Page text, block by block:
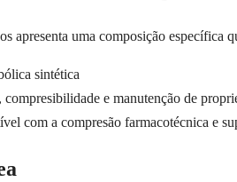
apresenta uma composição específica
sintética
e manutenção de
com a compresão farmacotécnica e